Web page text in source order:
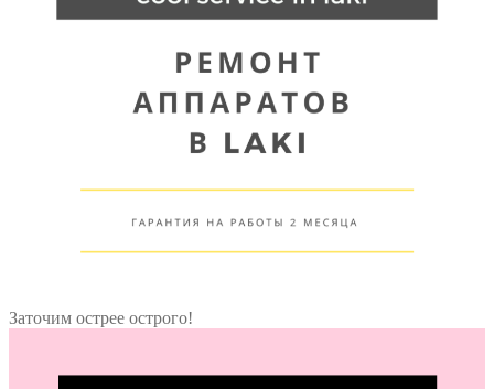
Заточим острее острого!